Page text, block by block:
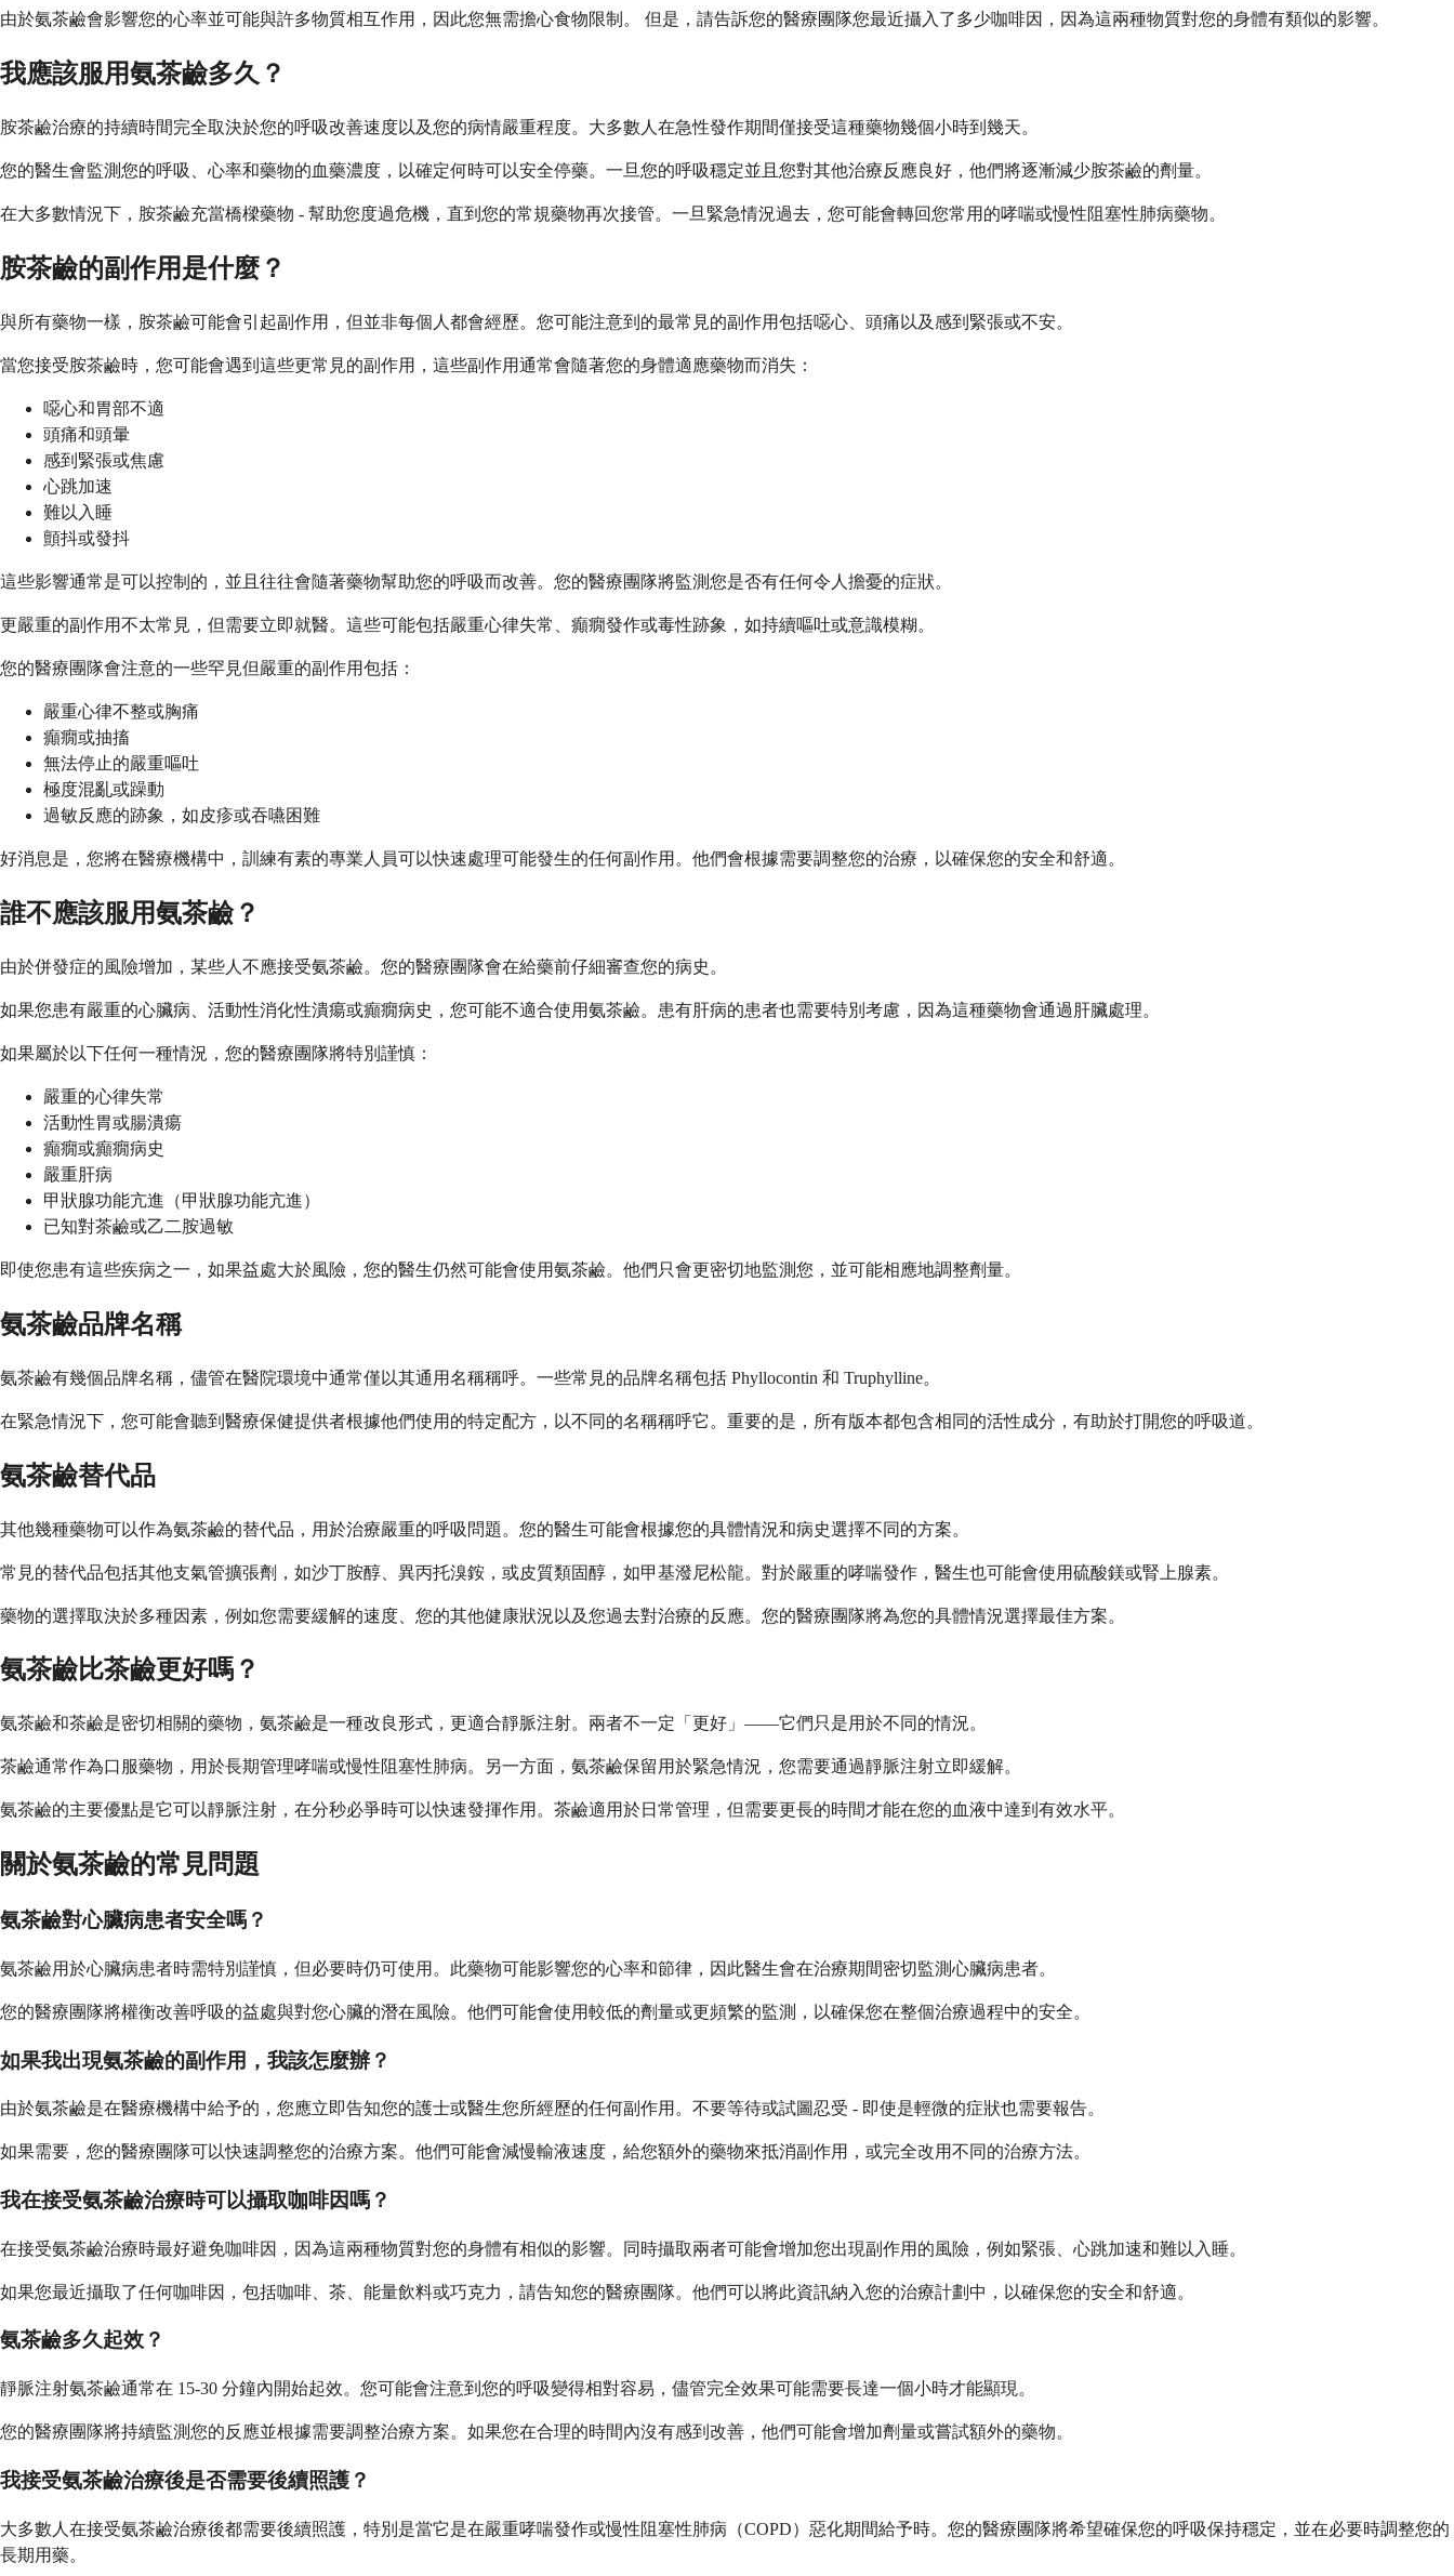
由於氨茶鹼會影響您的心率並可能與許多物質相互作用，因此您無需擔心食物限制。 但是，請告訴您的醫療團隊您最近攝入了多少咖啡因，因為這兩種物質對您的身體有類似的影響。
我應該服用氨茶鹼多久？
胺茶鹼治療的持續時間完全取決於您的呼吸改善速度以及您的病情嚴重程度。大多數人在急性發作期間僅接受這種藥物幾個小時到幾天。
您的醫生會監測您的呼吸、心率和藥物的血藥濃度，以確定何時可以安全停藥。一旦您的呼吸穩定並且您對其他治療反應良好，他們將逐漸減少胺茶鹼的劑量。
在大多數情況下，胺茶鹼充當橋樑藥物 - 幫助您度過危機，直到您的常規藥物再次接管。一旦緊急情況過去，您可能會轉回您常用的哮喘或慢性阻塞性肺病藥物。
胺茶鹼的副作用是什麼？
與所有藥物一樣，胺茶鹼可能會引起副作用，但並非每個人都會經歷。您可能注意到的最常見的副作用包括噁心、頭痛以及感到緊張或不安。
當您接受胺茶鹼時，您可能會遇到這些更常見的副作用，這些副作用通常會隨著您的身體適應藥物而消失：
噁心和胃部不適
頭痛和頭暈
感到緊張或焦慮
心跳加速
難以入睡
顫抖或發抖
這些影響通常是可以控制的，並且往往會隨著藥物幫助您的呼吸而改善。您的醫療團隊將監測您是否有任何令人擔憂的症狀。
更嚴重的副作用不太常見，但需要立即就醫。這些可能包括嚴重心律失常、癲癇發作或毒性跡象，如持續嘔吐或意識模糊。
您的醫療團隊會注意的一些罕見但嚴重的副作用包括：
嚴重心律不整或胸痛
癲癇或抽搐
無法停止的嚴重嘔吐
極度混亂或躁動
過敏反應的跡象，如皮疹或吞嚥困難
好消息是，您將在醫療機構中，訓練有素的專業人員可以快速處理可能發生的任何副作用。他們會根據需要調整您的治療，以確保您的安全和舒適。
誰不應該服用氨茶鹼？
由於併發症的風險增加，某些人不應接受氨茶鹼。您的醫療團隊會在給藥前仔細審查您的病史。
如果您患有嚴重的心臟病、活動性消化性潰瘍或癲癇病史，您可能不適合使用氨茶鹼。患有肝病的患者也需要特別考慮，因為這種藥物會通過肝臟處理。
如果屬於以下任何一種情況，您的醫療團隊將特別謹慎：
嚴重的心律失常
活動性胃或腸潰瘍
癲癇或癲癇病史
嚴重肝病
甲狀腺功能亢進（甲狀腺功能亢進）
已知對茶鹼或乙二胺過敏
即使您患有這些疾病之一，如果益處大於風險，您的醫生仍然可能會使用氨茶鹼。他們只會更密切地監測您，並可能相應地調整劑量。
氨茶鹼品牌名稱
氨茶鹼有幾個品牌名稱，儘管在醫院環境中通常僅以其通用名稱稱呼。一些常見的品牌名稱包括 Phyllocontin 和 Truphylline。
在緊急情況下，您可能會聽到醫療保健提供者根據他們使用的特定配方，以不同的名稱稱呼它。重要的是，所有版本都包含相同的活性成分，有助於打開您的呼吸道。
氨茶鹼替代品
其他幾種藥物可以作為氨茶鹼的替代品，用於治療嚴重的呼吸問題。您的醫生可能會根據您的具體情況和病史選擇不同的方案。
常見的替代品包括其他支氣管擴張劑，如沙丁胺醇、異丙托溴銨，或皮質類固醇，如甲基潑尼松龍。對於嚴重的哮喘發作，醫生也可能會使用硫酸鎂或腎上腺素。
藥物的選擇取決於多種因素，例如您需要緩解的速度、您的其他健康狀況以及您過去對治療的反應。您的醫療團隊將為您的具體情況選擇最佳方案。
氨茶鹼比茶鹼更好嗎？
氨茶鹼和茶鹼是密切相關的藥物，氨茶鹼是一種改良形式，更適合靜脈注射。兩者不一定「更好」——它們只是用於不同的情況。
茶鹼通常作為口服藥物，用於長期管理哮喘或慢性阻塞性肺病。另一方面，氨茶鹼保留用於緊急情況，您需要通過靜脈注射立即緩解。
氨茶鹼的主要優點是它可以靜脈注射，在分秒必爭時可以快速發揮作用。茶鹼適用於日常管理，但需要更長的時間才能在您的血液中達到有效水平。
關於氨茶鹼的常見問題
氨茶鹼對心臟病患者安全嗎？
氨茶鹼用於心臟病患者時需特別謹慎，但必要時仍可使用。此藥物可能影響您的心率和節律，因此醫生會在治療期間密切監測心臟病患者。
您的醫療團隊將權衡改善呼吸的益處與對您心臟的潛在風險。他們可能會使用較低的劑量或更頻繁的監測，以確保您在整個治療過程中的安全。
如果我出現氨茶鹼的副作用，我該怎麼辦？
由於氨茶鹼是在醫療機構中給予的，您應立即告知您的護士或醫生您所經歷的任何副作用。不要等待或試圖忍受 - 即使是輕微的症狀也需要報告。
如果需要，您的醫療團隊可以快速調整您的治療方案。他們可能會減慢輸液速度，給您額外的藥物來抵消副作用，或完全改用不同的治療方法。
我在接受氨茶鹼治療時可以攝取咖啡因嗎？
在接受氨茶鹼治療時最好避免咖啡因，因為這兩種物質對您的身體有相似的影響。同時攝取兩者可能會增加您出現副作用的風險，例如緊張、心跳加速和難以入睡。
如果您最近攝取了任何咖啡因，包括咖啡、茶、能量飲料或巧克力，請告知您的醫療團隊。他們可以將此資訊納入您的治療計劃中，以確保您的安全和舒適。
氨茶鹼多久起效？
靜脈注射氨茶鹼通常在 15-30 分鐘內開始起效。您可能會注意到您的呼吸變得相對容易，儘管完全效果可能需要長達一個小時才能顯現。
您的醫療團隊將持續監測您的反應並根據需要調整治療方案。如果您在合理的時間內沒有感到改善，他們可能會增加劑量或嘗試額外的藥物。
我接受氨茶鹼治療後是否需要後續照護？
大多數人在接受氨茶鹼治療後都需要後續照護，特別是當它是在嚴重哮喘發作或慢性阻塞性肺病（COPD）惡化期間給予時。您的醫療團隊將希望確保您的呼吸保持穩定，並在必要時調整您的
長期用藥。